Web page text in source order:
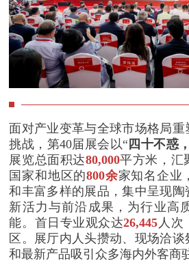
会长
陈 环广东陶瓷协会会长
吴炳忠
福建省陶瓷行业协会
刘延龙黑龙江省陶瓷行业协
黄 杰河北省陶瓷玻璃行业
杨德林河南省陶瓷玻璃行业
陈 敏江西省陶瓷协会会长
谢锡群江西省电瓷商会会
公司董事长
石军生湖南电瓷电器行业
鑫电瓷公司董事长
尹 虹佛山市陶瓷协会会长
史俊棠宜兴市陶瓷行业协会
曾令可华南理工大学教授
张柏清景德镇陶瓷大学教授
吴建青华南理工大学教授
面对产业变革与全球市场格局
挑战，第40届展会以“ 四十不惑
展览总面积达80,000平方米，汇
国家和地区的800余家知名企业
和丰富多样的展品，集中呈现陶
新活力与前沿成果，为行业高
能。首日专业观众达26,445 人次
区。展厅内人头攒动、现场洽
和最新产品吸引众多海内外客商